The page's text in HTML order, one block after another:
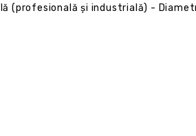
(profesională și industrială) -